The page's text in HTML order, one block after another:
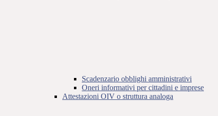
Scadenzario obblighi amministrativi
Oneri informativi per cittadini e imprese
Attestazioni OIV o struttura analoga